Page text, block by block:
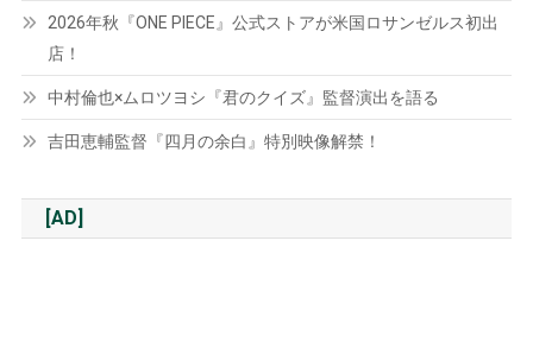
2026年秋『ONE PIECE』公式ストアが米国ロサンゼルス初出
店！
中村倫也×ムロツヨシ『君のクイズ』監督演出を語る
吉田恵輔監督『四月の余白』特別映像解禁！
[AD]